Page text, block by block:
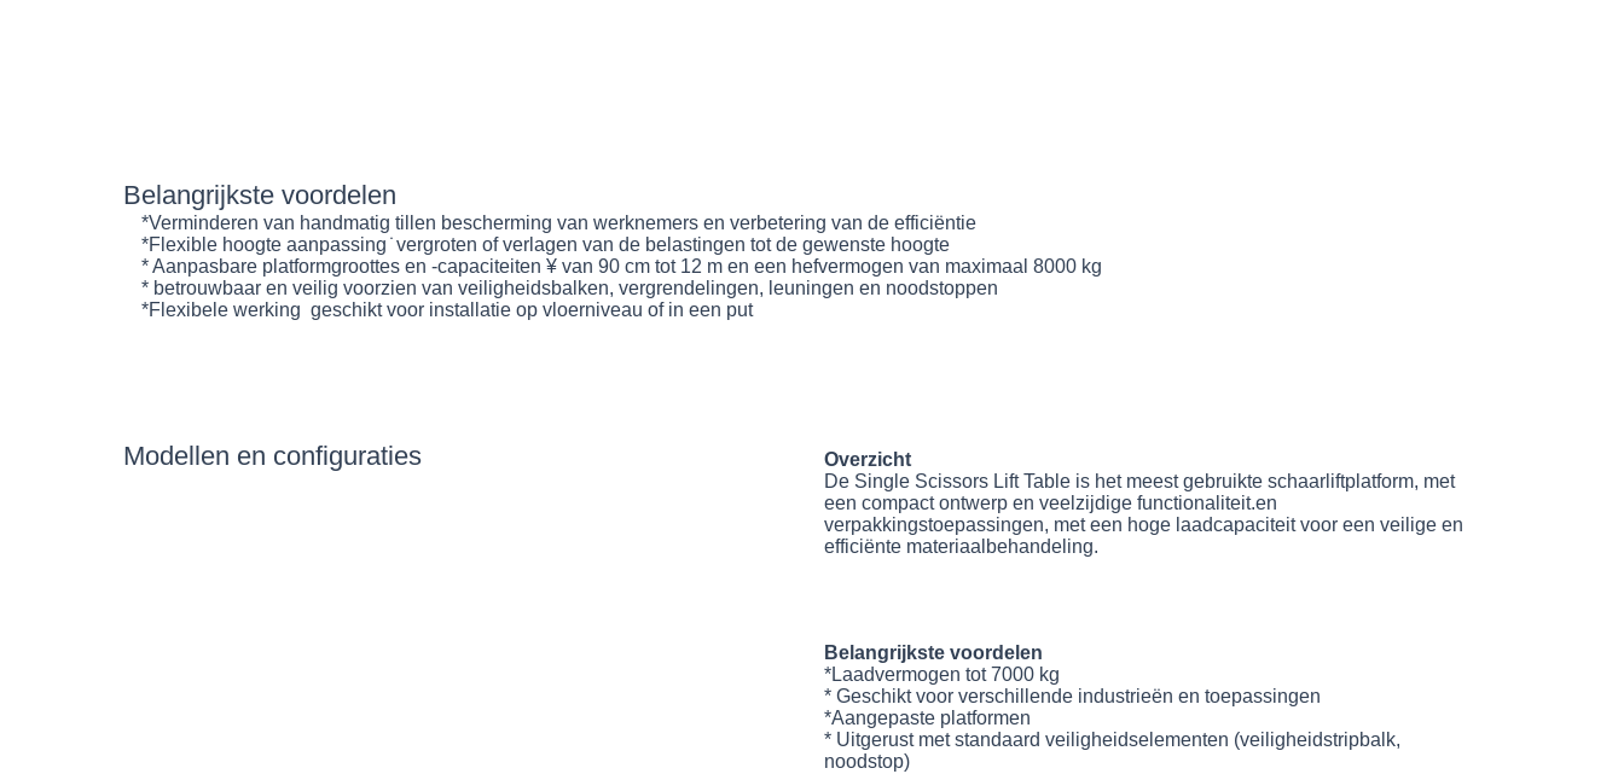
Belangrijkste voordelen
*Verminderen van handmatig tillen bescherming van werknemers en verbetering van de efficiëntie
*Flexible hoogte aanpassing ̇ vergroten of verlagen van de belastingen tot de gewenste hoogte
* Aanpasbare platformgroottes en -capaciteiten ¥ van 90 cm tot 12 m en een hefvermogen van maximaal 8000 kg
* betrouwbaar en veilig voorzien van veiligheidsbalken, vergrendelingen, leuningen en noodstoppen
*Flexibele werking ️ geschikt voor installatie op vloerniveau of in een put
Modellen en configuraties
Overzicht
De Single Scissors Lift Table is het meest gebruikte schaarliftplatform, met
een compact ontwerp en veelzijdige functionaliteit.en
verpakkingstoepassingen, met een hoge laadcapaciteit voor een veilige en
efficiënte materiaalbehandeling.
Belangrijkste voordelen
*Laadvermogen tot 7000 kg
* Geschikt voor verschillende industrieën en toepassingen
*Aangepaste platformen
* Uitgerust met standaard veiligheidselementen (veiligheidstripbalk,
noodstop)